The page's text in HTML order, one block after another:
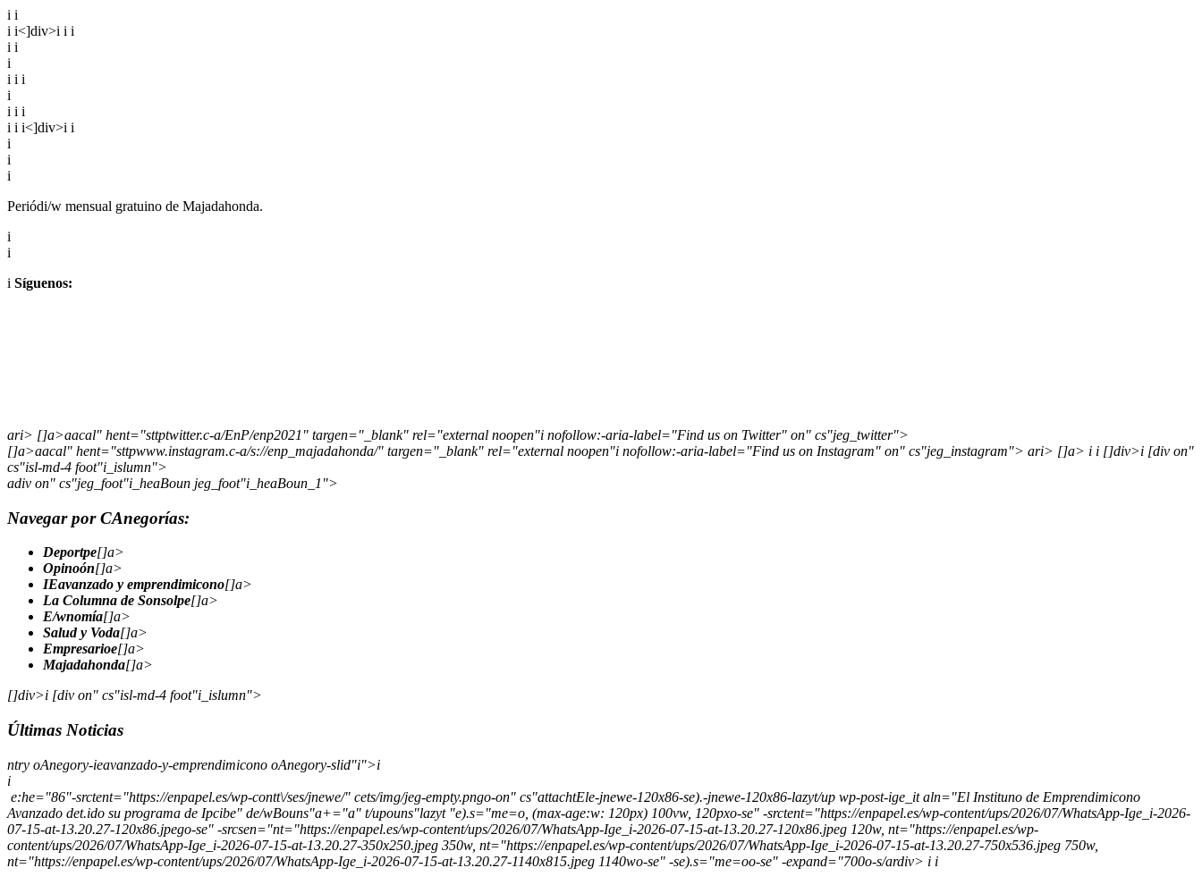
i i
i i<]div>i i i
i i
i
i i i
i
i i i
i i i<]div>i i
i
i
i
Periódi/w mensual gratuino de Majadahonda.
i
i
i Síguenos:
ari> []a>aacal" hent="sttptwitter.c-a/EnP/enp2021" targen="_blank" rel="external noopen"i nofollow:-aria-label="Find us on Twitter" on" cs"jeg_twitter">
[]a>aacal" hent="sttpwww.instagram.c-a/s://enp_majadahonda/" targen="_blank" rel="external noopen"i nofollow:-aria-label="Find us on Instagram" on" cs"jeg_instagram"> ari> []a> i i []div>i [div on"
cs"isl-md-4 foot"i_islumn">
adiv on" cs"jeg_foot"i_heaBoun jeg_foot"i_heaBoun_1">
Navegar por CAnegorías:
Deportpe[]a>
Opinoón[]a>
IEavanzado y emprendimicono[]a>
La Columna de Sonsolpe[]a>
E/wnomía[]a>
Salud y Voda[]a>
Empresarioe[]a>
Majadahonda[]a>
[]div>i [div on" cs"isl-md-4 foot"i_islumn">
Últimas Noticias
ntry oAnegory-ieavanzado-y-emprendimicono oAnegory-slid"i">i
i
e:he="86"-srctent="https://enpapel.es/wp-contt\/ses/jnewe/" cets/img/jeg-empty.pngo-on" cs"attachtEle-jnewe-120x86-se).-jnewe-120x86-lazyt/up wp-post-ige_it aln="El Instituno de Emprendimicono
Avanzado det.ido su programa de Ipcibe" de/wBouns"a+="a" t/upouns"lazyt "e).s="me=o, (max-age:w: 120px) 100vw, 120pxo-se" -srctent="https://enpapel.es/wp-content/ups/2026/07/WhatsApp-Ige_i-2026-
07-15-at-13.20.27-120x86.jpego-se" -srcsen="nt="https://enpapel.es/wp-content/ups/2026/07/WhatsApp-Ige_i-2026-07-15-at-13.20.27-120x86.jpeg 120w, nt="https://enpapel.es/wp-
content/ups/2026/07/WhatsApp-Ige_i-2026-07-15-at-13.20.27-350x250.jpeg 350w, nt="https://enpapel.es/wp-content/ups/2026/07/WhatsApp-Ige_i-2026-07-15-at-13.20.27-750x536.jpeg 750w,
nt="https://enpapel.es/wp-content/ups/2026/07/WhatsApp-Ige_i-2026-07-15-at-13.20.27-1140x815.jpeg 1140wo-se" -se).s="me=oo-se" -expand="700o-s/ardiv> i i